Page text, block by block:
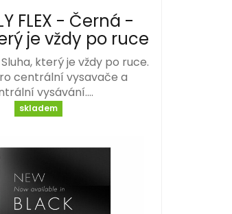
FLEX - Černá -
je vždy po ruce
Sluha, který je vždy po ruce.
centrální vysavače a
vysávání.…
skladem